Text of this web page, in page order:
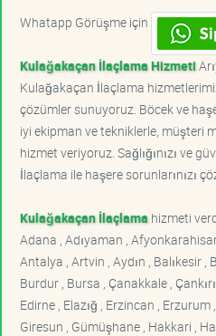
Whatapp Görüşme için
Kulağakaçan İlaçlama Hizmeti
Kulağakaçan İlaçlama
çözümler sunuyoruz. Böcek ve
iyi ekipman ve tekniklerle, müşteri
hizmet veriyoruz. Sağlığınızı ve
İlaçlama ile haşere sorunlarınızı
Kulağakaçan İlaçlama hizmeti
Adana , Adıyaman , Afyonkarahisar
Antalya , Artvin , Aydın , Balıkesir ,
Burdur , Bursa , Çanakkale ,
Edirne , Elazığ , Erzincan , Erzurum
Giresun , Gümüşhane , Hakkari ,